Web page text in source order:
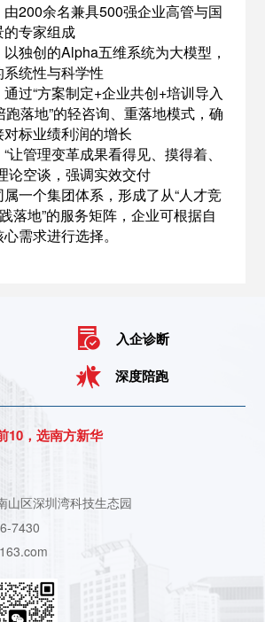
200余名兼具500强企业高管与国
专家组成
创的Alpha五维系统为大模型，
统性与科学性
“方案制定+企业共创+培训导入
跑落地”的轻咨询、重落地模式，确
标业绩利润的增长
管理变革成果看得见、摸得着、
论空谈，强调实效交付
个集团体系，形成了从“人才竞
落地”的服务矩阵，企业可根据自
需求进行选择。
入企诊断
深度陪跑
10，选南方新华
山区深圳湾科技生态园
7430